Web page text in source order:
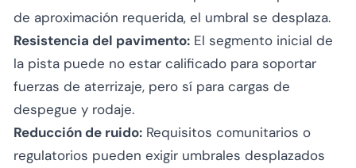
de aproximación requerida, el umbral se desplaza.
Resistencia del pavimento: El segmento inicial de
la pista puede no estar calificado para soportar
fuerzas de aterrizaje, pero sí para cargas de
despegue y rodaje.
Reducción de ruido: Requisitos comunitarios o
regulatorios pueden exigir umbrales desplazados